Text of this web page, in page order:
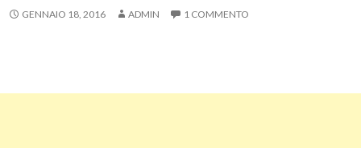
GENNAIO 18, 2016 ADMIN 1 COMMENTO